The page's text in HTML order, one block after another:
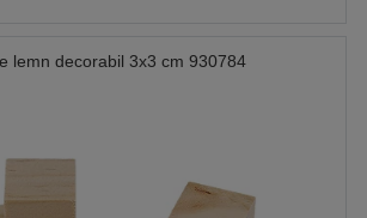
lemn decorabil 3x3 cm 930784